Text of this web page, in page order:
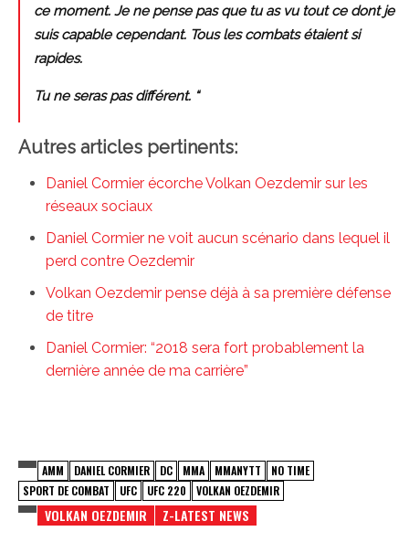
ce moment. Je ne pense pas que tu as vu tout ce dont je
suis capable cependant. Tous les combats étaient si
rapides.
Tu ne seras pas différent. “
Autres articles pertinents:
Daniel Cormier écorche Volkan Oezdemir sur les
réseaux sociaux
Daniel Cormier ne voit aucun scénario dans lequel il
perd contre Oezdemir
Volkan Oezdemir pense déjà à sa première défense
de titre
Daniel Cormier: “2018 sera fort probablement la
dernière année de ma carrière”
AMM DANIEL CORMIER DC MMA MMANYTT
NO TIME
SPORT DE COMBAT
UFC UFC 220 VOLKAN OEZDEMIR
VOLKAN OEZDEMIR Z-LATEST NEWS